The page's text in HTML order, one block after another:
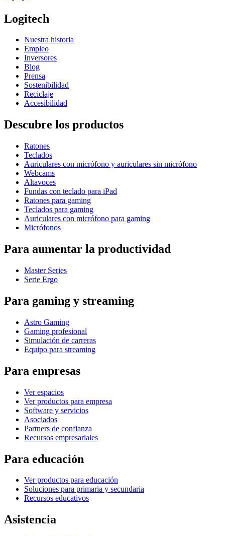
Logitech
Nuestra historia
Empleo
Inversores
Blog
Prensa
Sostenibilidad
Reciclaje
Accesibilidad
Descubre los productos
Ratones
Teclados
Auriculares con micrófono y auriculares sin micrófono
Webcams
Altavoces
Fundas con teclado para iPad
Ratones para gaming
Teclados para gaming
Auriculares con micrófono para gaming
Micrófonos
Para aumentar la productividad
Master Series
Serie Ergo
Para gaming y streaming
Astro Gaming
Gaming profesional
Simulación de carreras
Equipo para streaming
Para empresas
Ver espacios
Ver productos para empresa
Software y servicios
Asociados
Partners de confianza
Recursos empresariales
Para educación
Ver productos para educación
Soluciones para primaria y secundaria
Recursos educativos
Asistencia